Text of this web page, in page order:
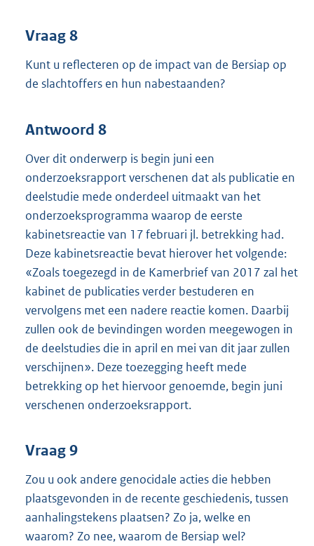
Vraag 8
Kunt u reflecteren op de impact van de Bersiap op
de slachtoffers en hun nabestaanden?
Antwoord 8
Over dit onderwerp is begin juni een
onderzoeksrapport verschenen dat als publicatie en
deelstudie mede onderdeel uitmaakt van het
onderzoeksprogramma waarop de eerste
kabinetsreactie van 17 februari jl. betrekking had.
Deze kabinetsreactie bevat hierover het volgende:
«Zoals toegezegd in de Kamerbrief van 2017 zal het
kabinet de publicaties verder bestuderen en
vervolgens met een nadere reactie komen. Daarbij
zullen ook de bevindingen worden meegewogen in
de deelstudies die in april en mei van dit jaar zullen
verschijnen». Deze toezegging heeft mede
betrekking op het hiervoor genoemde, begin juni
verschenen onderzoeksrapport.
Vraag 9
Zou u ook andere genocidale acties die hebben
plaatsgevonden in de recente geschiedenis, tussen
aanhalingstekens plaatsen? Zo ja, welke en
waarom? Zo nee, waarom de Bersiap wel?